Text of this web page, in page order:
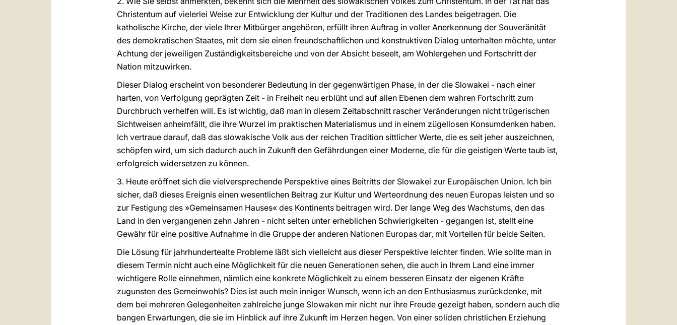
Christentum auf vielerlei Weise zur Entwicklung der Kultur und der Traditionen des Landes beigetragen. Die
katholische Kirche, der viele Ihrer Mitbürger angehören, erfüllt ihren Auftrag in voller Anerkennung der Souveränität
des demokratischen Staates, mit dem sie einen freundschaftlichen und konstruktiven Dialog unterhalten möchte, unter
Achtung der jeweiligen Zuständigkeitsbereiche und von der Absicht beseelt, am Wohlergehen und Fortschritt der
Nation mitzuwirken.
Dieser Dialog erscheint von besonderer Bedeutung in der gegenwärtigen Phase, in der die Slowakei - nach einer
harten, von Verfolgung geprägten Zeit - in Freiheit neu erblüht und auf allen Ebenen dem wahren Fortschritt zum
Durchbruch verhelfen will. Es ist wichtig, daß man in diesem Zeitabschnitt rascher Veränderungen nicht trügerischen
Sichtweisen anheimfällt, die ihre Wurzel im praktischen Materialismus und in einem zügellosen Konsumdenken haben.
Ich vertraue darauf, daß das slowakische Volk aus der reichen Tradition sittlicher Werte, die es seit jeher auszeichnen,
schöpfen wird, um sich dadurch auch in Zukunft den Gefährdungen einer Moderne, die für die geistigen Werte taub ist,
erfolgreich widersetzen zu können.
3. Heute eröffnet sich die vielversprechende Perspektive eines Beitritts der Slowakei zur Europäischen Union. Ich bin
sicher, daß dieses Ereignis einen wesentlichen Beitrag zur Kultur und Werteordnung des neuen Europas leisten und so
zur Festigung des »Gemeinsamen Hauses« des Kontinents beitragen wird. Der lange Weg des Wachstums, den das
Land in den vergangenen zehn Jahren - nicht selten unter erheblichen Schwierigkeiten - gegangen ist, stellt eine
Gewähr für eine positive Aufnahme in die Gruppe der anderen Nationen Europas dar, mit Vorteilen für beide Seiten.
Die Lösung für jahrhundertealte Probleme läßt sich vielleicht aus dieser Perspektive leichter finden. Wie sollte man in
diesem Termin nicht auch eine Möglichkeit für die neuen Generationen sehen, die auch in Ihrem Land eine immer
wichtigere Rolle einnehmen, nämlich eine konkrete Möglichkeit zu einem besseren Einsatz der eigenen Kräfte
zugunsten des Gemeinwohls? Dies ist auch mein inniger Wunsch, wenn ich an den Enthusiasmus zurückdenke, mit
dem bei mehreren Gelegenheiten zahlreiche junge Slowaken mir nicht nur ihre Freude gezeigt haben, sondern auch die
bangen Erwartungen, die sie im Hinblick auf ihre Zukunft im Herzen hegen. Von einer soliden christlichen Erziehung